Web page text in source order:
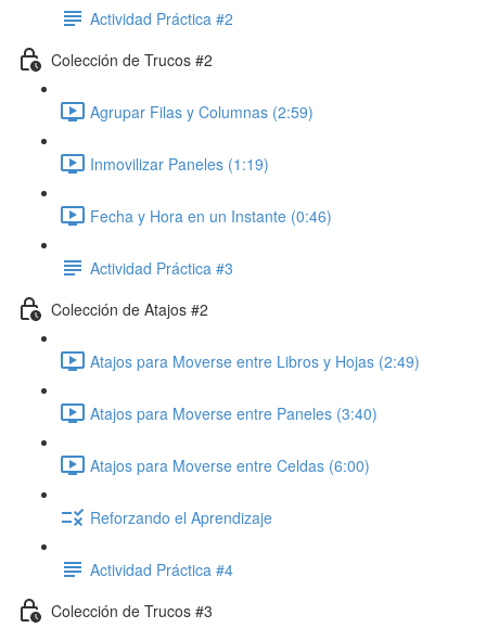
Actividad Práctica #2
Colección de Trucos #2
Agrupar Filas y Columnas (2:59)
Inmovilizar Paneles (1:19)
Fecha y Hora en un Instante (0:46)
Actividad Práctica #3
Colección de Atajos #2
Atajos para Moverse entre Libros y Hojas (2:49)
Atajos para Moverse entre Paneles (3:40)
Atajos para Moverse entre Celdas (6:00)
Reforzando el Aprendizaje
Actividad Práctica #4
Colección de Trucos #3